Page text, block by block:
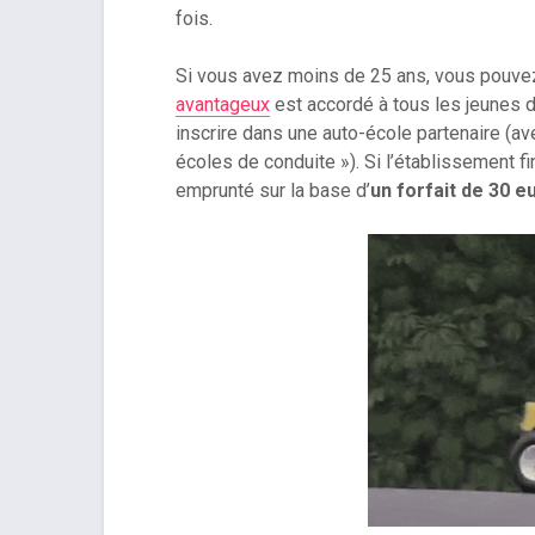
fois.
Si vous avez moins de 25 ans, vous
avantageux est accordé à tous les jeunes
inscrire dans une auto-école partenaire
écoles de conduite »). Si l’établissement
emprunté sur la base d’un forfait de 30